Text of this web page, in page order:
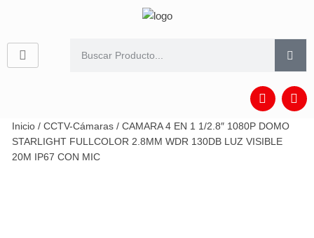
Inicio /CCTV-Cámaras / CAMARA 4 EN 1 1/2.8″ 1080P DOMO
STARLIGHT FULLCOLOR 2.8MM WDR 130DB LUZ VISIBLE
20M IP67 CON MIC